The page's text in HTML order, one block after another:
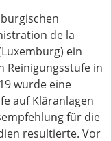
de la
ein
Reinigungsstufe in
wurde eine
auf Kläranlagen
für die
resultierte. Vor